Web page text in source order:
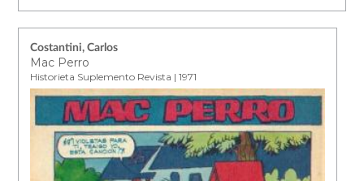
Costantini, Carlos
Mac Perro
Historieta Suplemento Revista | 1971